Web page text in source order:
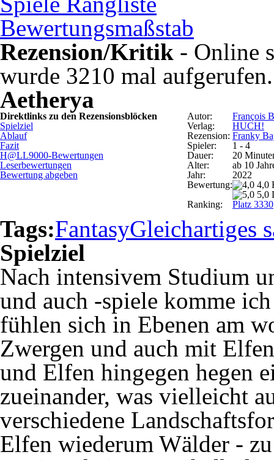
Bewertungsmaßstab
Rezension/Kritik - Online
wurde 3210 mal aufgerufen.
Aetherya
Direktlinks zu den Rezensionsblöcken
Spielziel
Ablauf
Fazit
H@LL9000-Bewertungen
Leserbewertungen
Bewertung abgeben
Autor:
François
Verlag:
HUCH!
Rezension: Franky
Spieler:
1 - 4
Dauer:
20
Alter:
ab 10
Jahr:
2022
Bewertung:
4,0
5,0
Ranking:
Platz 3330
Tags:FantasyGleichartiges
Spielziel
Nach intensivem Studium
und auch -spiele komme
fühlen sich in Ebenen am
Zwergen und auch mit
und Elfen hingegen hegen
zueinander, was vielleicht
verschiedene
Elfen wiederum Wälder -